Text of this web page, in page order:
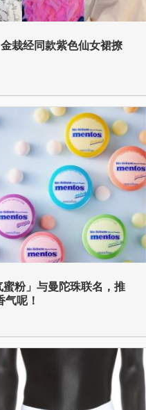
栽经同款紫色仙女裙撩
粉」与曼陀珠联名，推
呢！